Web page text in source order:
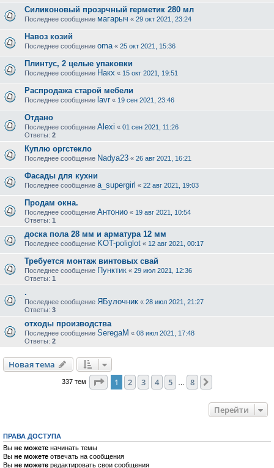
Силиконовый прозрчный герметик 280 мл
Последнее сообщение магарыч « 29 окт 2021, 23:24
Навоз козий
Последнее сообщение oma « 25 окт 2021, 15:36
Плинтус, 2 целые упаковки
Последнее сообщение Накх « 15 окт 2021, 19:51
Распродажа старой мебели
Последнее сообщение lavr « 19 сен 2021, 23:46
Отдано
Последнее сообщение Alexi « 01 сен 2021, 11:26
Ответы: 2
Куплю оргстекло
Последнее сообщение Nadya23 « 26 авг 2021, 16:21
Фасады для кухни
Последнее сообщение a_supergirl « 22 авг 2021, 19:03
Продам окна.
Последнее сообщение Антонио « 19 авг 2021, 10:54
Ответы: 1
доска пола 28 мм и арматура 12 мм
Последнее сообщение KOT-poliglot « 12 авг 2021, 00:17
Требуется монтаж винтовых свай
Последнее сообщение Пунктик « 29 июл 2021, 12:36
Ответы: 1
.
Последнее сообщение ЯБулочник « 28 июл 2021, 21:27
Ответы: 3
отходы производства
Последнее сообщение SeregaM « 08 июл 2021, 17:48
Ответы: 2
Новая тема
337 тем Страница из
1 2 3 4 5 8
Перейти
ПРАВА ДОСТУПА
Вы не можете начинать темы
Вы не можете отвечать на сообщения
Вы не можете редактировать свои сообщения